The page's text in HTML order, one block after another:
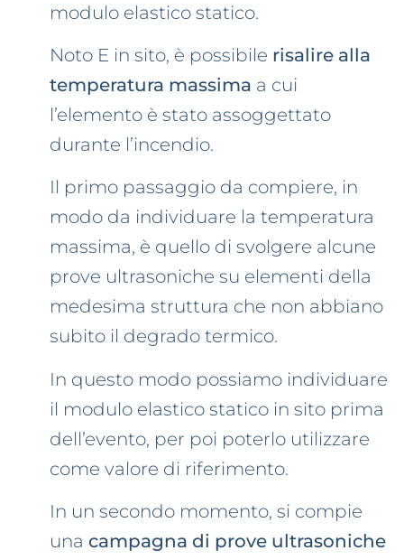
modulo elastico statico.
Noto E in sito, è possibile risalire alla
temperatura massima a cui
l’elemento è stato assoggettato
durante l’incendio.
Il primo passaggio da compiere, in
modo da individuare la temperatura
massima, è quello di svolgere alcune
prove ultrasoniche su elementi della
medesima struttura che non abbiano
subito il degrado termico.
In questo modo possiamo individuare
il modulo elastico statico in sito prima
dell’evento, per poi poterlo utilizzare
come valore di riferimento.
In un secondo momento, si compie
una campagna di prove ultrasoniche